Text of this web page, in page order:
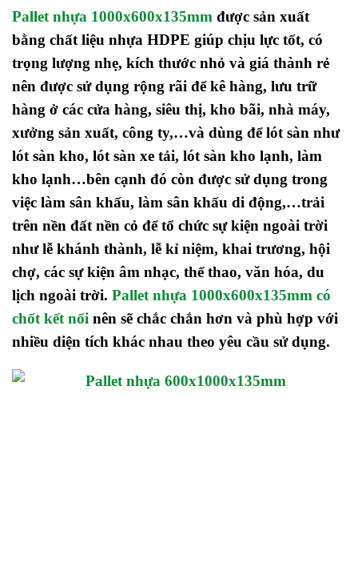
Pallet nhựa 1000x600x135mm được sản xuất
bằng chất liệu nhựa HDPE giúp chịu lực tốt, có
trọng lượng nhẹ, kích thước nhỏ và giá thành rẻ
nên được sử dụng rộng rãi để kê hàng, lưu trữ
hàng ở các cửa hàng, siêu thị, kho bãi, nhà máy,
xưởng sản xuất, công ty,…và dùng để lót sàn như
lót sàn kho, lót sàn xe tải, lót sàn kho lạnh, làm
kho lạnh…bên cạnh đó còn được sử dụng trong
việc làm sân khấu, làm sân khấu di động,…trải
trên nền đất nền cỏ để tổ chức sự kiện ngoài trời
như lễ khánh thành, lễ kỉ niệm, khai trương, hội
chợ, các sự kiện âm nhạc, thể thao, văn hóa, du
lịch ngoài trời. Pallet nhựa 1000x600x135mm có
chốt kết nối nên sẽ chắc chắn hơn và phù hợp với
nhiều diện tích khác nhau theo yêu cầu sử dụng.